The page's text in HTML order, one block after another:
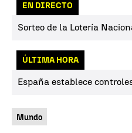
EN DIRECTO
Sorteo de la Lotería
ÚLTIMA HORA
España establece
Mundo